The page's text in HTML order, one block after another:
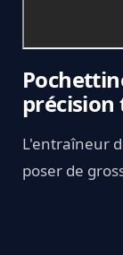
L'entraîneur
poser de